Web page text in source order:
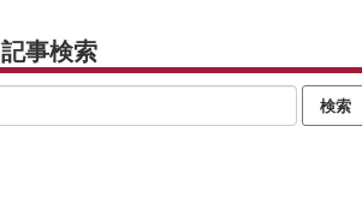
記事検索